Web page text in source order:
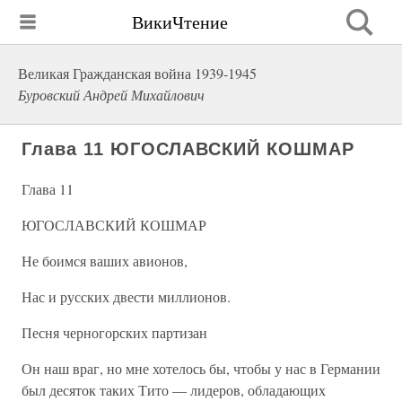
ВикиЧтение
Великая Гражданская война 1939-1945
Буровский Андрей Михайлович
Глава 11 ЮГОСЛАВСКИЙ КОШМАР
Глава 11
ЮГОСЛАВСКИЙ КОШМАР
Не боимся ваших авионов,
Нас и русских двести миллионов.
Песня черногорских партизан
Он наш враг, но мне хотелось бы, чтобы у нас в Германии
был десяток таких Тито — лидеров, обладающих